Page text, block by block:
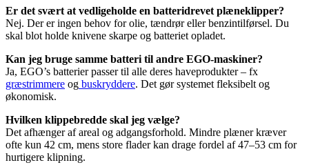
Er det svært at vedligeholde en batteridrevet plæneklipper?
Nej. Der er ingen behov for olie, tændrør eller benzintilførsel. Du
skal blot holde knivene skarpe og batteriet opladet.
Kan jeg bruge samme batteri til andre EGO-maskiner?
Ja, EGO’s batterier passer til alle deres haveprodukter – fx
græstrimmere og buskryddere. Det gør systemet fleksibelt og
økonomisk.
Hvilken klippebredde skal jeg vælge?
Det afhænger af areal og adgangsforhold. Mindre plæner kræver
ofte kun 42 cm, mens store flader kan drage fordel af 47–53 cm for
hurtigere klipning.